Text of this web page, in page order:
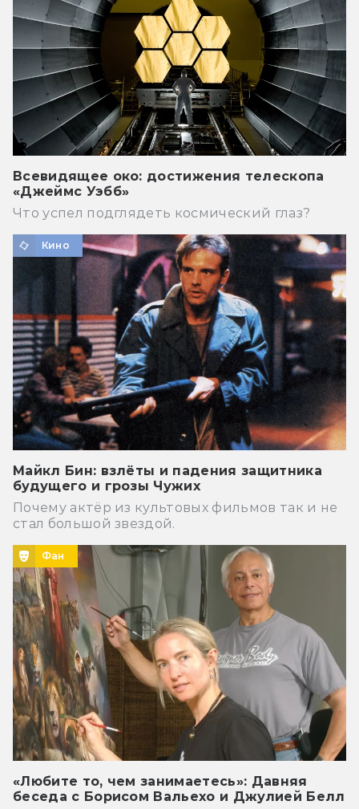
Всевидящее око: достижения телескопа
«Джеймс Уэбб»
Что успел подглядеть космический глаз?
Кино
Майкл Бин: взлёты и падения защитника
будущего и грозы Чужих
Почему актёр из культовых фильмов так и не
стал большой звездой.
Фан
«Любите то, чем занимаетесь»: Давняя
беседа с Борисом Вальехо и Джулией Белл